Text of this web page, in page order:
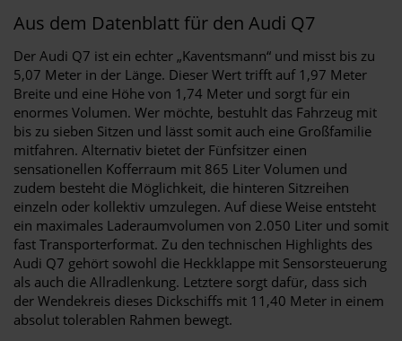
Aus dem Datenblatt für den Audi Q7
Der Audi Q7 ist ein echter „Kaventsmann“ und misst bis zu
5,07 Meter in der Länge. Dieser Wert trifft auf 1,97 Meter
Breite und eine Höhe von 1,74 Meter und sorgt für ein
enormes Volumen. Wer möchte, bestuhlt das Fahrzeug mit
bis zu sieben Sitzen und lässt somit auch eine Großfamilie
mitfahren. Alternativ bietet der Fünfsitzer einen
sensationellen Kofferraum mit 865 Liter Volumen und
zudem besteht die Möglichkeit, die hinteren Sitzreihen
einzeln oder kollektiv umzulegen. Auf diese Weise entsteht
ein maximales Laderaumvolumen von 2.050 Liter und somit
fast Transporterformat. Zu den technischen Highlights des
Audi Q7 gehört sowohl die Heckklappe mit Sensorsteuerung
als auch die Allradlenkung. Letztere sorgt dafür, dass sich
der Wendekreis dieses Dickschiffs mit 11,40 Meter in einem
absolut tolerablen Rahmen bewegt.